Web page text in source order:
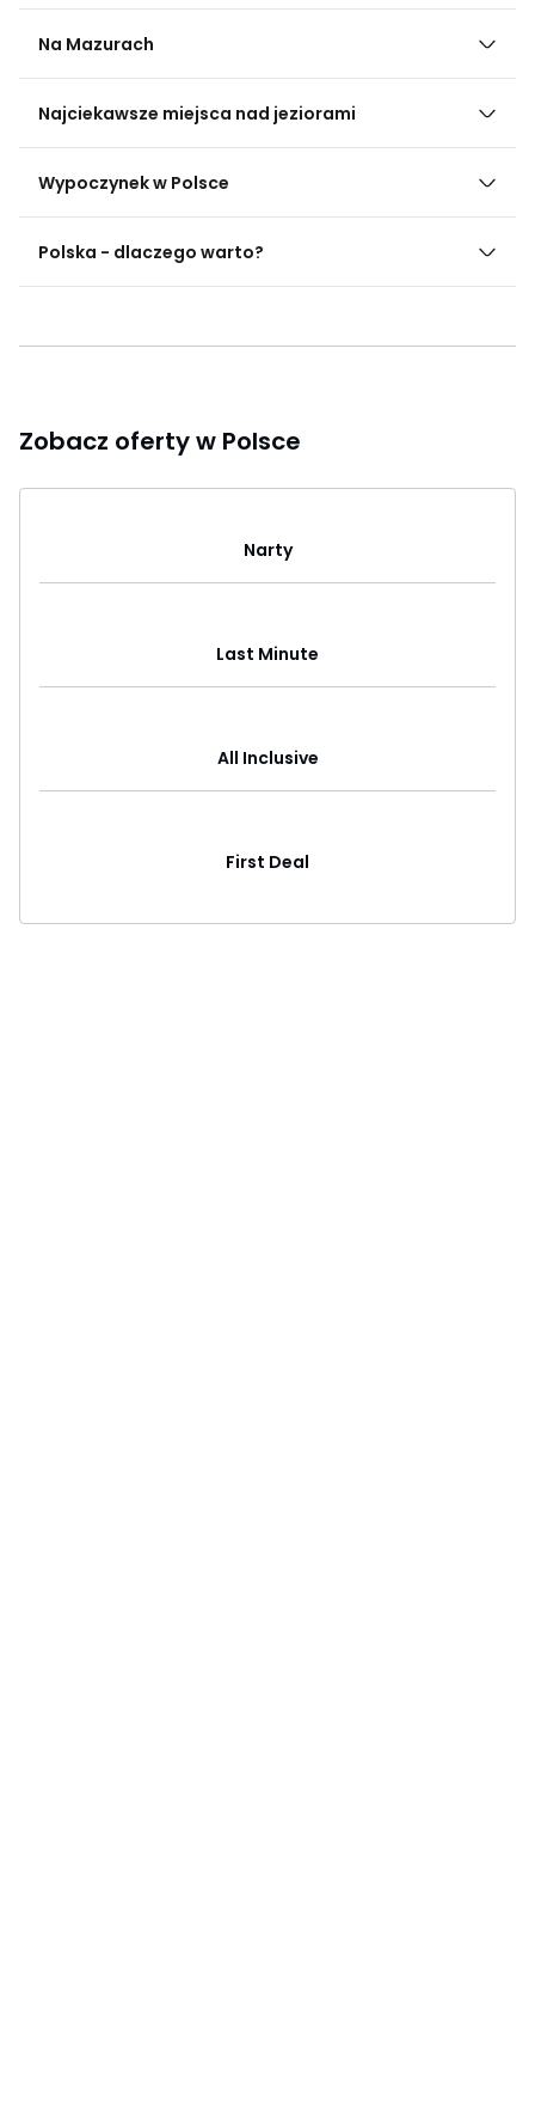
Na Mazurach
Najciekawsze miejsca nad jeziorami
Wypoczynek w Polsce
Polska - dlaczego warto?
Zobacz oferty w Polsce
Narty
Last Minute
All Inclusive
First Deal